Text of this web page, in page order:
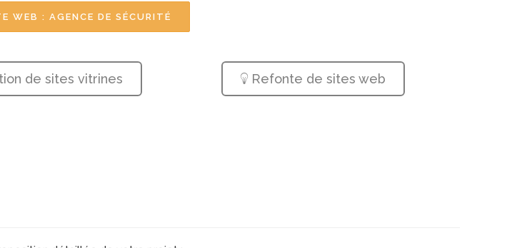
WEB : AGENCE DE SÉCURITÉ
de sites vitrines Refonte de sites web